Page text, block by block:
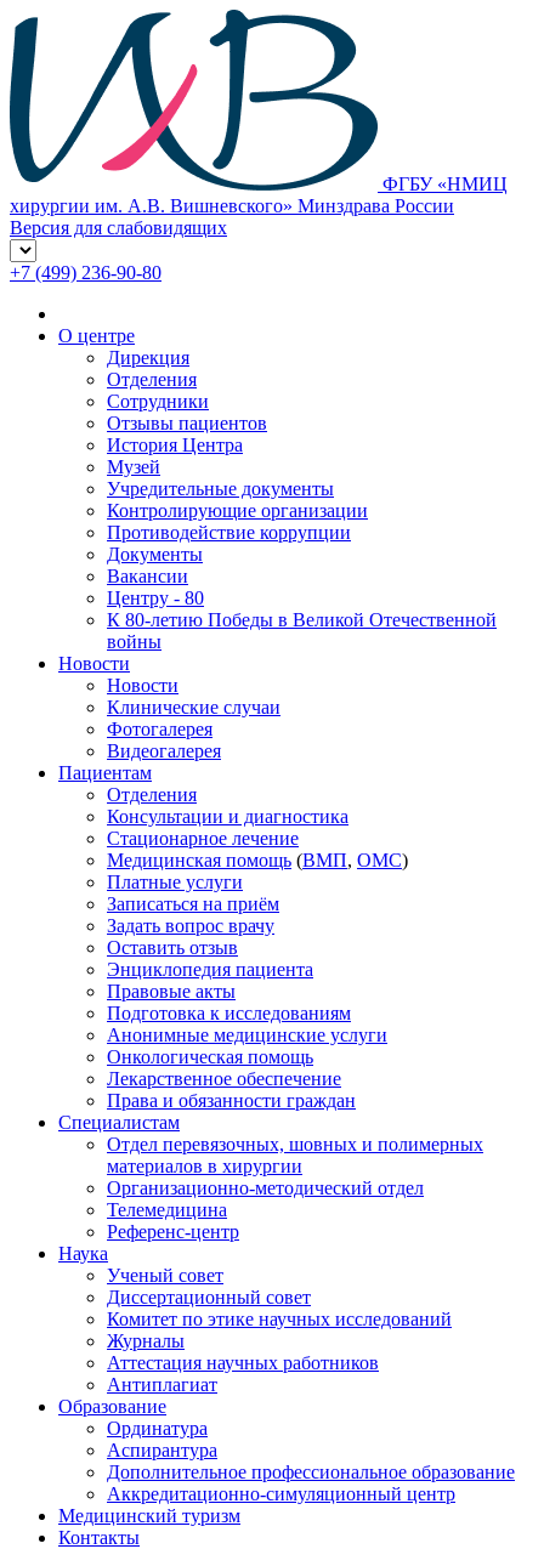
ФГБУ «НМИЦ
хирургии им. А.В. Вишневского» Минздрава России
Версия для слабовидящих
+7 (499) 236-90-80
О центре
Дирекция
Отделения
Сотрудники
Отзывы пациентов
История Центра
Музей
Учредительные документы
Контролирующие организации
Противодействие коррупции
Документы
Вакансии
Центру - 80
К 80-летию Победы в Великой Отечественной
войны
Новости
Новости
Клинические случаи
Фотогалерея
Видеогалерея
Пациентам
Отделения
Консультации и диагностика
Стационарное лечение
Медицинская помощь (ВМП, ОМС)
Платные услуги
Записаться на приём
Задать вопрос врачу
Оставить отзыв
Энциклопедия пациента
Правовые акты
Подготовка к исследованиям
Анонимные медицинские услуги
Онкологическая помощь
Лекарственное обеспечение
Права и обязанности граждан
Специалистам
Отдел перевязочных, шовных и полимерных
материалов в хирургии
Организационно-методический отдел
Телемедицина
Референс-центр
Наука
Ученый совет
Диссертационный совет
Комитет по этике научных исследований
Журналы
Аттестация научных работников
Антиплагиат
Образование
Ординатура
Аспирантура
Дополнительное профессиональное образование
Аккредитационно-симуляционный центр
Медицинский туризм
Контакты